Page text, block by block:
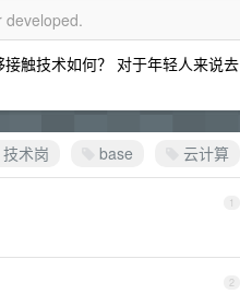
developed.
触技术如何？ 对于年轻人来说去
技术岗 base 云计算
1
2